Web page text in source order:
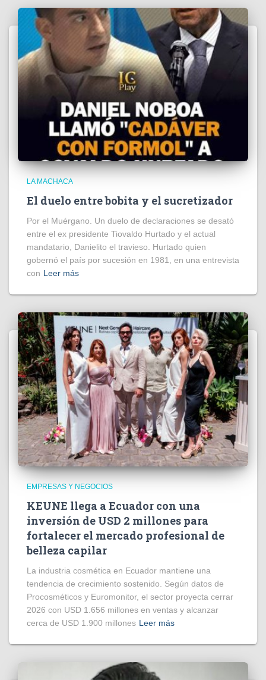
LA MACHACA
El duelo entre bobita y el sucretizador
Por el Muérgano. Un duelo de declaraciones se desató
entre el ex presidente Tiovaldo Hurtado y el actual
mandatario, Danielito el travieso. Hurtado quien
gobernó el país por sucesión en 1981, en una entrevista
con Leer más
EMPRESAS Y NEGOCIOS
KEUNE llega a Ecuador con una
inversión de USD 2 millones para
fortalecer el mercado profesional de
belleza capilar
La industria cosmética en Ecuador mantiene una
tendencia de crecimiento sostenido. Según datos de
Procosméticos y Euromonitor, el sector proyecta cerrar
2026 con USD 1.656 millones en ventas y alcanzar
cerca de USD 1.900 millones Leer más